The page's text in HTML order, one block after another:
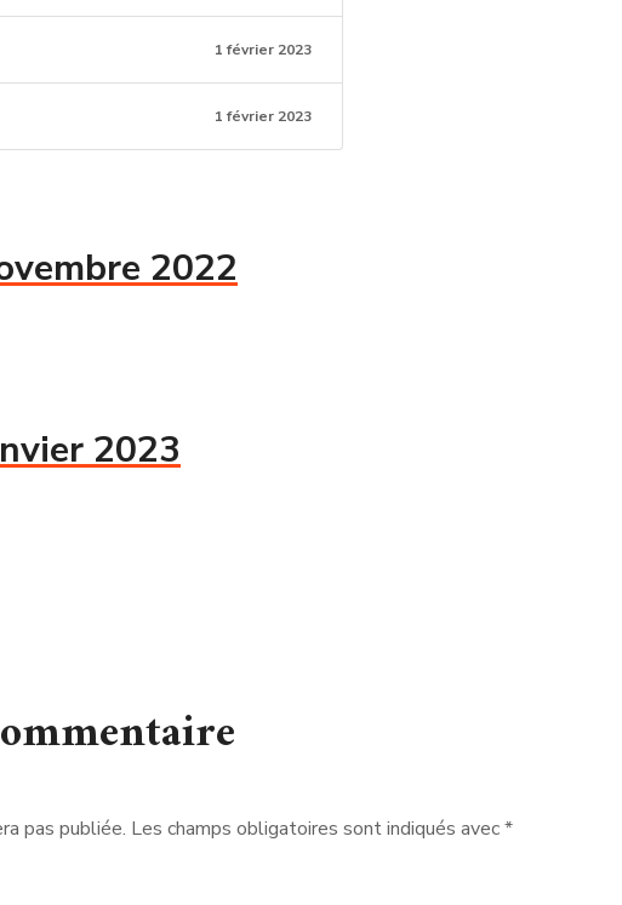
1 février 2023
1 février 2023
2022
2023
pas publiée. Les champs obligatoires sont indiqués avec*